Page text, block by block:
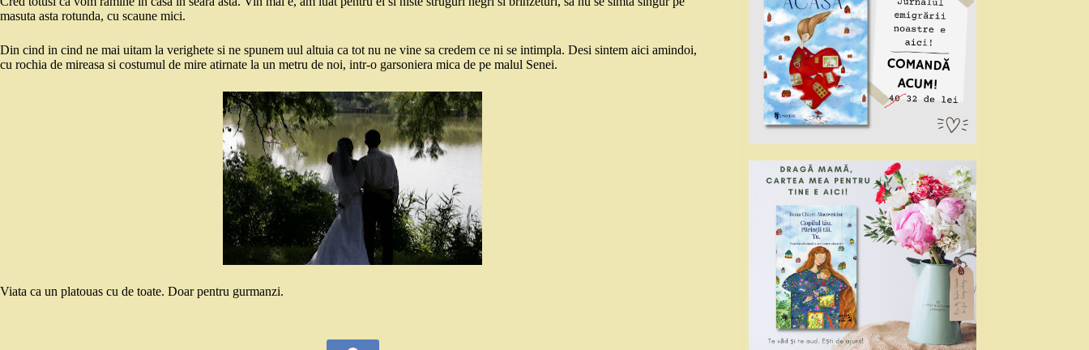
masuta asta rotunda, cu scaune mici.
Din cind in cind ne mai uitam la verighete si ne spunem uul altuia ca tot nu ne vine sa credem ce ni se intimpla. Desi sintem aici amindoi,
cu rochia de mireasa si costumul de mire atirnate la un metru de noi, intr-o garsoniera mica de pe malul Senei.
Viata ca un platouas cu de toate. Doar pentru gurmanzi.